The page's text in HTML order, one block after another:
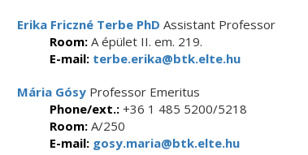
Erika Friczné Terbe PhD Assistant Professor
Room: A épület II. em. 219.
E-mail: terbe.erika@btk.elte.hu
Mária Gósy Professor Emeritus
Phone/ext.: +36 1 485 5200/5218
Room: A/250
E-mail: gosy.maria@btk.elte.hu